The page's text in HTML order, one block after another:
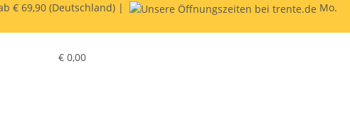
€ 69,90 (Deutschland) |
Mo.
€ 0,00